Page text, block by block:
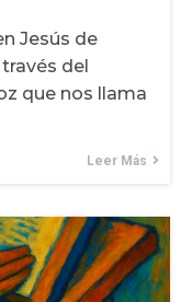
Jesús de
del
que nos llama
Leer Más